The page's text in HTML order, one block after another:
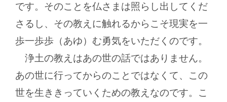
です。そのことを仏さまは照らし出してくだ
さるし、その教えに触れるからこそ現実を一
歩一歩歩（あゆ）む勇気をいただくのです。
浄土の教えはあの世の話ではありません。
あの世に行ってからのことではなくて、この
世を生ききっていくための教えなのです。こ